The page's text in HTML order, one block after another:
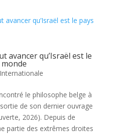
avancer qu’Israël est le
Internationale
le philosophe belge à
de son dernier ouvrage
2026). Depuis de
partie des extrêmes droites